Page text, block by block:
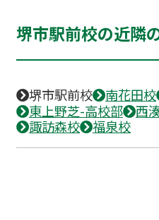
堺市駅前校の近隣
堺市駅前校 南花田校
東上野芝-高校部
西
諏訪森校
福泉校